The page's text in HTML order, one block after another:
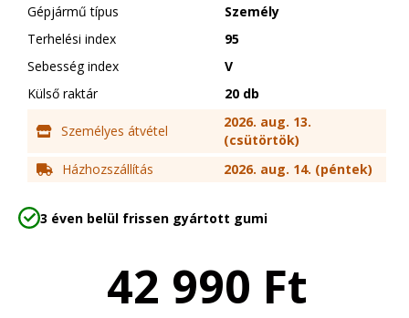
Gépjármű típus
Személy
Terhelési index
95
Sebesség index
V
Külső raktár
20 db
Személyes átvétel
2026. aug. 13.
(csütörtök)
Házhozszállítás
2026. aug. 14. (péntek)
3 éven belül frissen gyártott gumi
42 990 Ft